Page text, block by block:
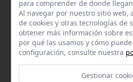
Teléfono
Contacta con nosotros a
587 870
para comprender de donde
Al navegar por nuestro sitio web,
de cookies y otras tecnologías de
obtener más información sobre
por qué las usamos y cómo
configuración, consulte nuestra
Gestionar